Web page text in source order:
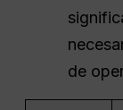
de